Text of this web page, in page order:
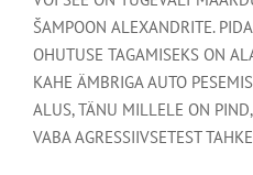
ŠAMPOON ALEXANDRITE.
OHUTUSE TAGAMISEKS ON
KAHE ÄMBRIGA AUTO
ALUS, TÄNU MILLELE ON
VABA AGRESSIIVSETEST